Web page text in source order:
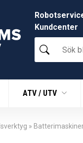
Kundcenter
Sök
bland
produkter
ATV / UTV
»